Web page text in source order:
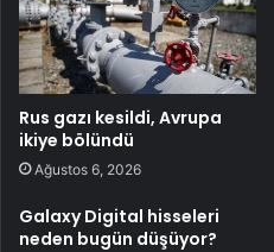
Rus gazı kesildi, Avrupa
ikiye bölündü
Ağustos 6, 2026
Galaxy Digital hisseleri
neden bugün düşüyor?